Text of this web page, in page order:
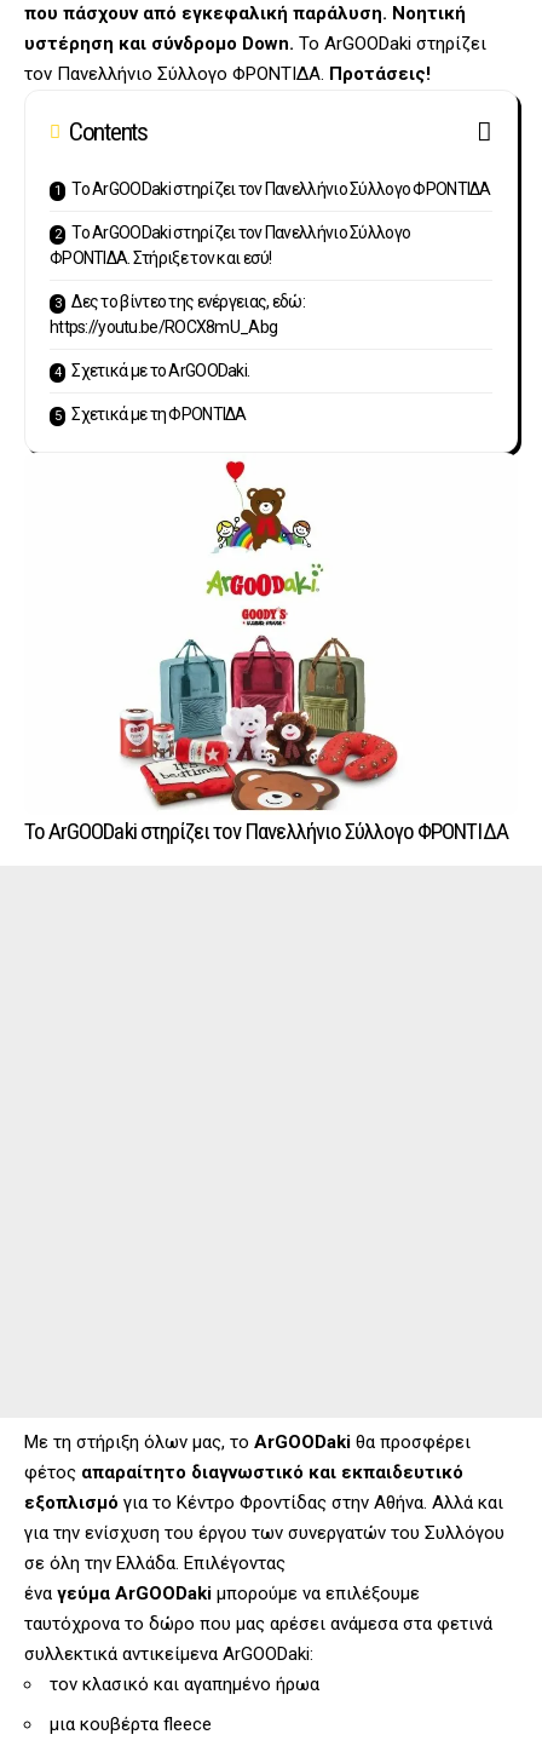
που πάσχουν από εγκεφαλική παράλυση. Νοητική
υστέρηση και σύνδρομο Down. Το ArGOODaki στηρίζει
τον Πανελλήνιο Σύλλογο ΦΡΟΝΤΙΔΑ. Προτάσεις!
Contents
Το ArGOODaki στηρίζει τον Πανελλήνιο Σύλλογο ΦΡΟΝΤΙΔΑ
Το ArGOODaki στηρίζει τον Πανελλήνιο Σύλλογο
ΦΡΟΝΤΙΔΑ. Στήριξε τον και εσύ!
Δες το βίντεο της ενέργειας, εδώ:
https://youtu.be/ROCX8mU_Abg
Σχετικά με το ArGOODaki.
Σχετικά με τη ΦΡΟΝΤΙΔΑ
Το ArGOODaki στηρίζει τον Πανελλήνιο Σύλλογο ΦΡΟΝΤΙΔΑ
Με τη στήριξη όλων μας, το ArGOODaki θα προσφέρει
φέτος απαραίτητο διαγνωστικό και εκπαιδευτικό
εξοπλισμό για το Κέντρο Φροντίδας στην Αθήνα. Αλλά και
για την ενίσχυση του έργου των συνεργατών του Συλλόγου
σε όλη την Ελλάδα. Επιλέγοντας
ένα γεύμα ArGOODaki μπορούμε να επιλέξουμε
ταυτόχρονα το δώρο που μας αρέσει ανάμεσα στα φετινά
συλλεκτικά αντικείμενα ArGOODaki:
τον κλασικό και αγαπημένο ήρωα
μια κουβέρτα fleece